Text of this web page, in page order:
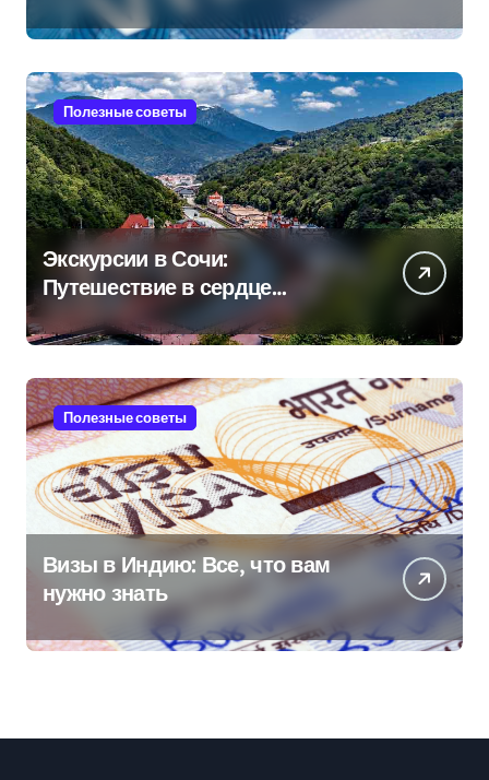
Полезные советы
Экскурсии в Сочи:
Путешествие в сердце
Черноморского курорта
Полезные советы
Визы в Индию: Все, что вам
нужно знать